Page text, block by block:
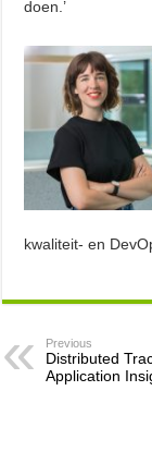
doen.’
kwaliteit- en
Previous
Distributed
Application